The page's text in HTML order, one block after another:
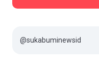
@sukabuminewsid